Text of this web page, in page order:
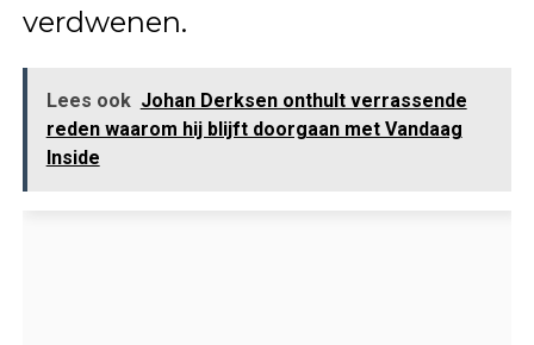
verdwenen.
Lees ook Johan Derksen onthult verrassende
reden waarom hij blijft doorgaan met Vandaag
Inside